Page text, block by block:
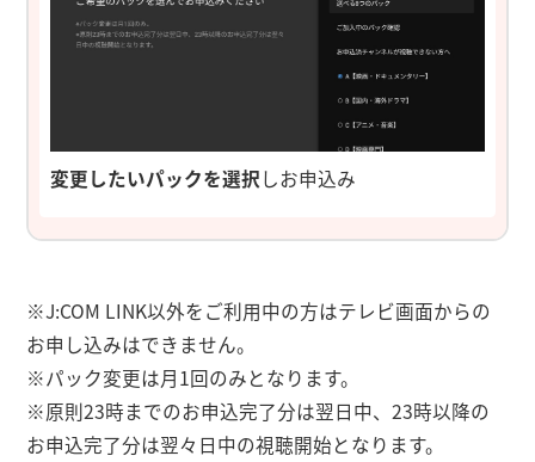
変更したいパックを選択しお申込み
※J:COM LINK以外をご利用中の方はテレビ画面からの
お申し込みはできません。
※パック変更は月1回のみとなります。
※原則23時までのお申込完了分は翌日中、23時以降の
お申込完了分は翌々日中の視聴開始となります。